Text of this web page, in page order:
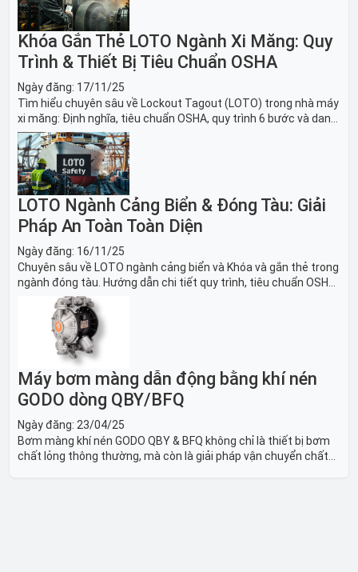
Khóa Gắn Thẻ LOTO Ngành Xi Măng: Quy
Trình & Thiết Bị Tiêu Chuẩn OSHA
Ngày đăng: 17/11/25
Tìm hiểu chuyên sâu về Lockout Tagout (LOTO) trong nhà máy
xi măng: Định nghĩa, tiêu chuẩn OSHA, quy trình 6 bước và danh
sách thiết bị LOTO thiết yếu. Giải pháp bảo trì lò nung, máy
nghiền an toàn.
LOTO Ngành Cảng Biển & Đóng Tàu: Giải
Pháp An Toàn Toàn Diện
Ngày đăng: 16/11/25
Chuyên sâu về LOTO ngành cảng biển và Khóa và gắn thẻ trong
ngành đóng tàu. Hướng dẫn chi tiết quy trình, tiêu chuẩn OSHA,
thiết bị và Giải pháp LOTO trong công nghiệp đóng tàu toàn
Máy bơm màng dẫn động bằng khí nén
GODO dòng QBY/BFQ
Ngày đăng: 23/04/25
Bơm màng khí nén GODO QBY & BFQ không chỉ là thiết bị bơm
chất lỏng thông thường, mà còn là giải pháp vận chuyển chất